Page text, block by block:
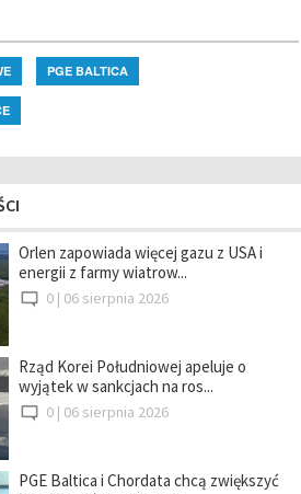
PGE BALTICA
Orlen zapowiada więcej gazu z USA i
energii z farmy wiatrow...
0 | 06 sierpnia 2026
Rząd Korei Południowej apeluje o
wyjątek w sankcjach na ros...
0 | 06 sierpnia 2026
PGE Baltica i Chordata chcą zwiększyć